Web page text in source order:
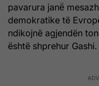
pavarura janë̈
demokratike të
ndikojnë agjendën
është shprehur Gashi.